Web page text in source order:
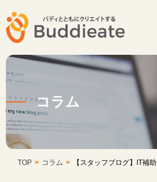
コラム
TOP > コラム > 【スタッフブログ】IT補